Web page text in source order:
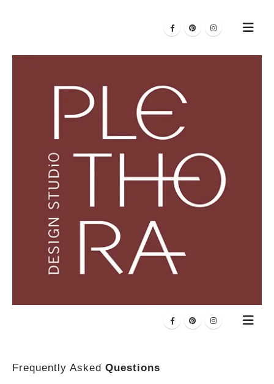
Frequently Asked Questions